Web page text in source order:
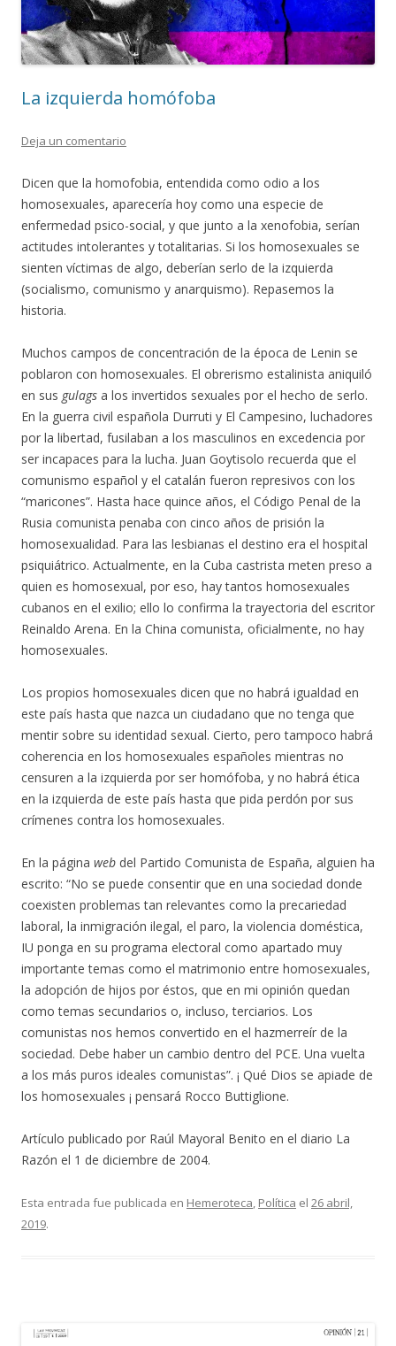
La izquierda homófoba
Deja un comentario
Dicen que la homofobia, entendida como odio a los
homosexuales, aparecería hoy como una especie de
enfermedad psico-social, y que junto a la xenofobia, serían
actitudes intolerantes y totalitarias. Si los homosexuales se
sienten víctimas de algo, deberían serlo de la izquierda
(socialismo, comunismo y anarquismo). Repasemos la
historia.
Muchos campos de concentración de la época de Lenin se
poblaron con homosexuales. El obrerismo estalinista aniquiló
en sus gulags a los invertidos sexuales por el hecho de serlo.
En la guerra civil española Durruti y El Campesino, luchadores
por la libertad, fusilaban a los masculinos en excedencia por
ser incapaces para la lucha. Juan Goytisolo recuerda que el
comunismo español y el catalán fueron represivos con los
“maricones”. Hasta hace quince años, el Código Penal de la
Rusia comunista penaba con cinco años de prisión la
homosexualidad. Para las lesbianas el destino era el hospital
psiquiátrico. Actualmente, en la Cuba castrista meten preso a
quien es homosexual, por eso, hay tantos homosexuales
cubanos en el exilio; ello lo confirma la trayectoria del escritor
Reinaldo Arena. En la China comunista, oficialmente, no hay
homosexuales.
Los propios homosexuales dicen que no habrá igualdad en
este país hasta que nazca un ciudadano que no tenga que
mentir sobre su identidad sexual. Cierto, pero tampoco habrá
coherencia en los homosexuales españoles mientras no
censuren a la izquierda por ser homófoba, y no habrá ética
en la izquierda de este país hasta que pida perdón por sus
crímenes contra los homosexuales.
En la página web del Partido Comunista de España, alguien ha
escrito: “No se puede consentir que en una sociedad donde
coexisten problemas tan relevantes como la precariedad
laboral, la inmigración ilegal, el paro, la violencia doméstica,
IU ponga en su programa electoral como apartado muy
importante temas como el matrimonio entre homosexuales,
la adopción de hijos por éstos, que en mi opinión quedan
como temas secundarios o, incluso, terciarios. Los
comunistas nos hemos convertido en el hazmerreír de la
sociedad. Debe haber un cambio dentro del PCE. Una vuelta
a los más puros ideales comunistas”. ¡ Qué Dios se apiade de
los homosexuales ¡ pensará Rocco Buttiglione.
Artículo publicado por Raúl Mayoral Benito en el diario La
Razón el 1 de diciembre de 2004.
Esta entrada fue publicada en Hemeroteca, Política el 26 abril,
2019.